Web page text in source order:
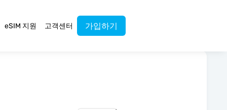
eSIM 지원 고객센터 가입하기